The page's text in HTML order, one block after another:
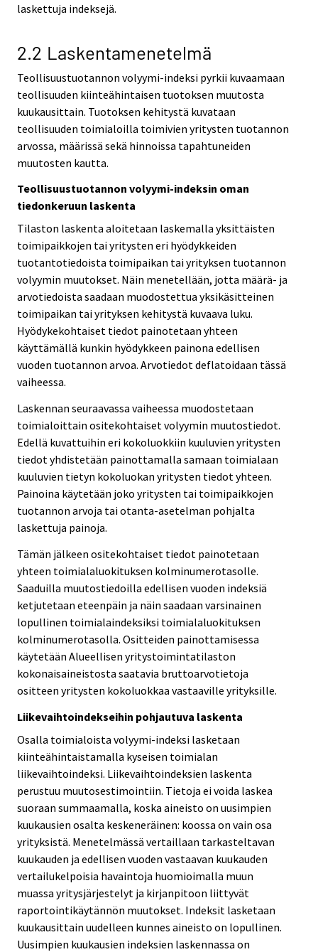
laskettuja indeksejä.
2.2 Laskentamenetelmä
Teollisuustuotannon volyymi-indeksi pyrkii kuvaamaan
teollisuuden kiinteähintaisen tuotoksen muutosta
kuukausittain. Tuotoksen kehitystä kuvataan
teollisuuden toimialoilla toimivien yritysten tuotannon
arvossa, määrissä sekä hinnoissa tapahtuneiden
muutosten kautta.
Teollisuustuotannon volyymi-indeksin oman
tiedonkeruun laskenta
Tilaston laskenta aloitetaan laskemalla yksittäisten
toimipaikkojen tai yritysten eri hyödykkeiden
tuotantotiedoista toimipaikan tai yrityksen tuotannon
volyymin muutokset. Näin menetellään, jotta määrä- ja
arvotiedoista saadaan muodostettua yksikäsitteinen
toimipaikan tai yrityksen kehitystä kuvaava luku.
Hyödykekohtaiset tiedot painotetaan yhteen
käyttämällä kunkin hyödykkeen painona edellisen
vuoden tuotannon arvoa. Arvotiedot deflatoidaan tässä
vaiheessa.
Laskennan seuraavassa vaiheessa muodostetaan
toimialoittain ositekohtaiset volyymin muutostiedot.
Edellä kuvattuihin eri kokoluokkiin kuuluvien yritysten
tiedot yhdistetään painottamalla samaan toimialaan
kuuluvien tietyn kokoluokan yritysten tiedot yhteen.
Painoina käytetään joko yritysten tai toimipaikkojen
tuotannon arvoja tai otanta-asetelman pohjalta
laskettuja painoja.
Tämän jälkeen ositekohtaiset tiedot painotetaan
yhteen toimialaluokituksen kolminumerotasolle.
Saaduilla muutostiedoilla edellisen vuoden indeksiä
ketjutetaan eteenpäin ja näin saadaan varsinainen
lopullinen toimialaindeksiksi toimialaluokituksen
kolminumerotasolla. Ositteiden painottamisessa
käytetään Alueellisen yritystoimintatilaston
kokonaisaineistosta saatavia bruttoarvotietoja
ositteen yritysten kokoluokkaa vastaaville yrityksille.
Liikevaihtoindekseihin pohjautuva laskenta
Osalla toimialoista volyymi-indeksi lasketaan
kiinteähintaistamalla kyseisen toimialan
liikevaihtoindeksi. Liikevaihtoindeksien laskenta
perustuu muutosestimointiin. Tietoja ei voida laskea
suoraan summaamalla, koska aineisto on uusimpien
kuukausien osalta keskeneräinen: koossa on vain osa
yrityksistä. Menetelmässä vertaillaan tarkasteltavan
kuukauden ja edellisen vuoden vastaavan kuukauden
vertailukelpoisia havaintoja huomioimalla muun
muassa yritysjärjestelyt ja kirjanpitoon liittyvät
raportointikäytännön muutokset. Indeksit lasketaan
kuukausittain uudelleen kunnes aineisto on lopullinen.
Uusimpien kuukausien indeksien laskennassa on